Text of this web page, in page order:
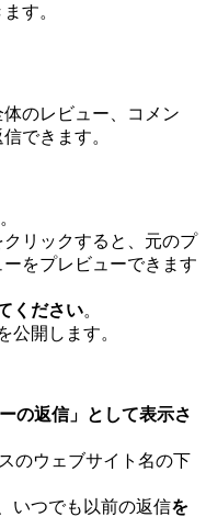
す。
のレビュー、コメン
できます。
クリックすると、元のプ
をプレビューできます
ください。
公開します。
ーの返信」として表示さ
のウェブサイト名の下
いつでも以前の返信を